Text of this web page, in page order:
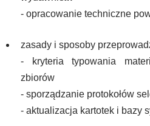
- opracowanie techniczne
zasady i sposoby
- kryteria typowania
zbiorów
- sporządzanie protokołów
- aktualizacja kartotek i bazy